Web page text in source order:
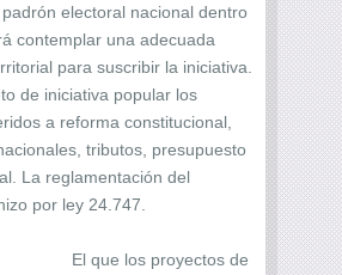
electoral nacional dentro
contemplar una adecuada
para suscribir la iniciativa.
de iniciativa popular los
a reforma constitucional,
tributos, presupuesto
La reglamentación del
por ley 24.747.
los proyectos de